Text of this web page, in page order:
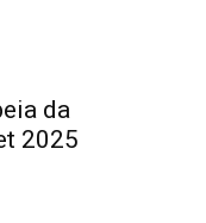
da
2025